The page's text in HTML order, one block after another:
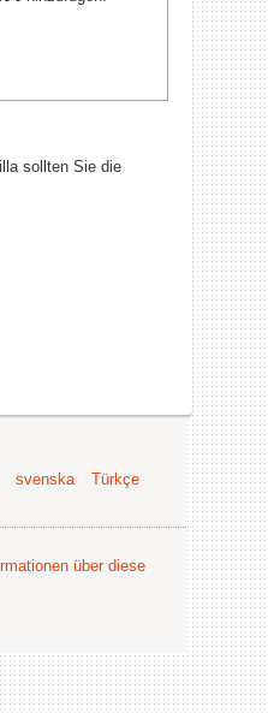
sollten Sie die
svenska
Türkçe
über diese